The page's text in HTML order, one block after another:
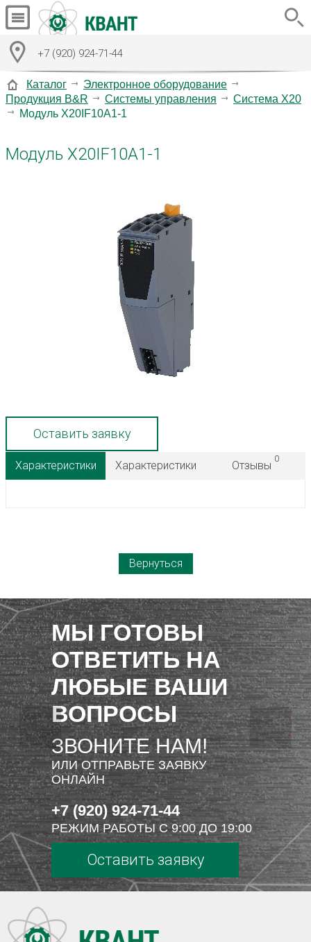
+7 (920) 924-71-44
Каталог
Электронное оборудование
Продукция B&R
Системы управления
Система X20
Модуль X20IF10A1-1
Модуль X20IF10A1-1
Оставить заявку
Характеристики Характеристики Отзывы
0
Вернуться
МЫ ГОТОВЫ
ОТВЕТИТЬ НА
ЛЮБЫЕ ВАШИ
ВОПРОСЫ
ЗВОНИТЕ НАМ!
ИЛИ ОТПРАВЬТЕ ЗАЯВКУ
ОНЛАЙН
+7 (920) 924-71-44
РЕЖИМ РАБОТЫ С 9:00 ДО 19:00
Оставить заявку